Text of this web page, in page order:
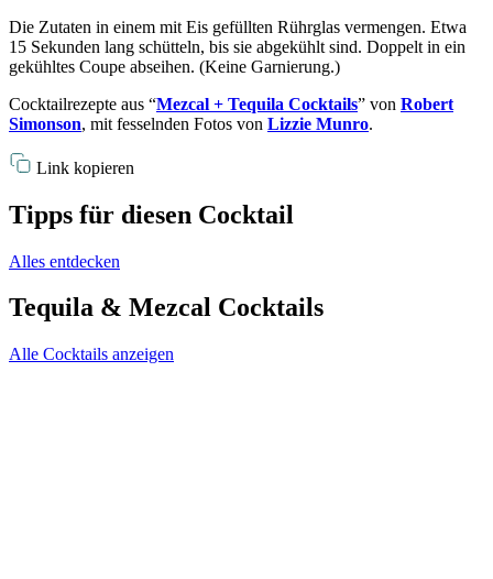
Die Zutaten in einem mit Eis gefüllten Rührglas vermengen. Etwa
15 Sekunden lang schütteln, bis sie abgekühlt sind. Doppelt in ein
gekühltes Coupe abseihen. (Keine Garnierung.)
Cocktailrezepte aus “Mezcal + Tequila Cocktails” von Robert
Simonson, mit fesselnden Fotos von Lizzie Munro.
Link kopieren
Tipps für diesen Cocktail
Alles entdecken
Tequila & Mezcal Cocktails
Alle Cocktails anzeigen